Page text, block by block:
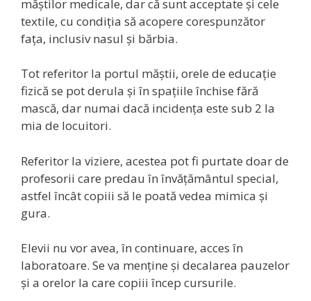
măștilor medicale, dar că sunt acceptate și cele
textile, cu condiția să acopere corespunzător
fața, inclusiv nasul și bărbia.
Tot referitor la portul măștii, orele de educație
fizică se pot derula și în spațiile închise fără
mască, dar numai dacă incidența este sub 2 la
mia de locuitori.
Referitor la viziere, acestea pot fi purtate doar de
profesorii care predau în învățământul special,
astfel încât copiii să le poată vedea mimica și
gura.
Elevii nu vor avea, în continuare, acces în
laboratoare. Se va menține și decalarea pauzelor
și a orelor la care copiii încep cursurile.